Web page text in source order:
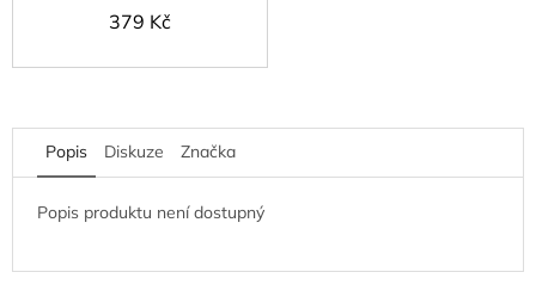
379 Kč
Popis Diskuze Značka
Popis produktu není dostupný